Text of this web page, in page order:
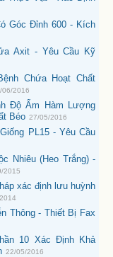
Góc Đỉnh 600 - Kích
Axit - Yêu Cầu Kỹ
Chứa Hoạt Chất
06/2016
Độ Ẩm Hàm Lượng
Béo 27/05/2016
PL15 - Yêu Cầu
Nhiêu (Heo Trắng) -
2015
xác định lưu huỳnh
Thông - Thiết Bị Fax
10 Xác Định Khả
22/05/2016